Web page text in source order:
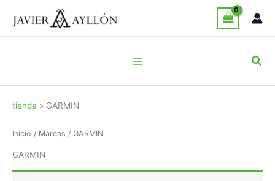
tienda » GARMIN
Inicio / Marcas / GARMIN
GARMIN